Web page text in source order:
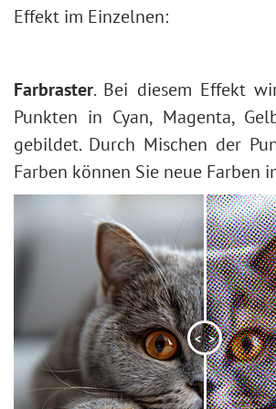
Kontur für Formen zuweisen
Gesichts- und Körperformung
Schnelle Beauty-Retusche
Fotogrußkarte zum
Pop-Art-Porträt
Polaroid-Fotocollage
Bücherregal-Wallpaper
Mosaik-Effekt
Wassertropfen
Text umranden
Vintage-Effekt
Bilder altern lassen
Bokeh-Effekt
Farbton anpassen
Effekt im Einzelnen:
Farbraster. Bei diesem Effekt
Punkten in Cyan, Magenta,
gebildet. Durch Mischen der
Farben können Sie neue Farben
< >